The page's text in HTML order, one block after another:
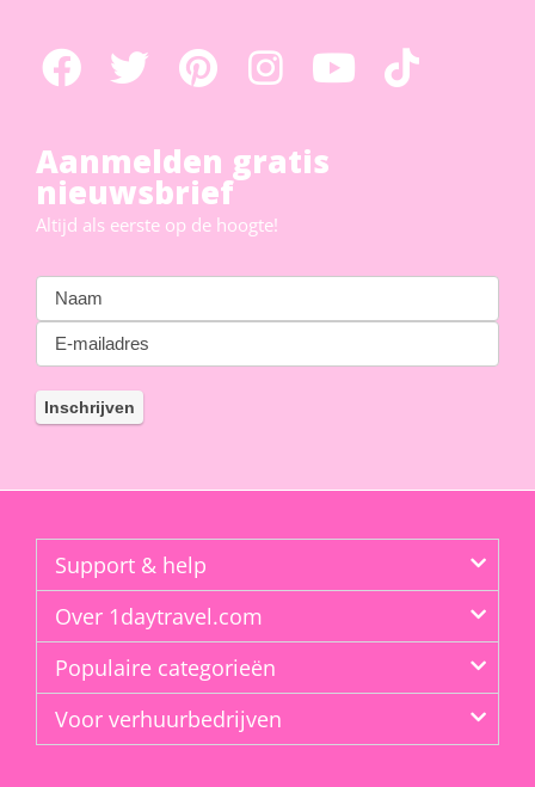
Aanmelden gratis
nieuwsbrief
Altijd als eerste op de hoogte!
Support & help
Over 1daytravel.com
Populaire categorieën
Voor verhuurbedrijven